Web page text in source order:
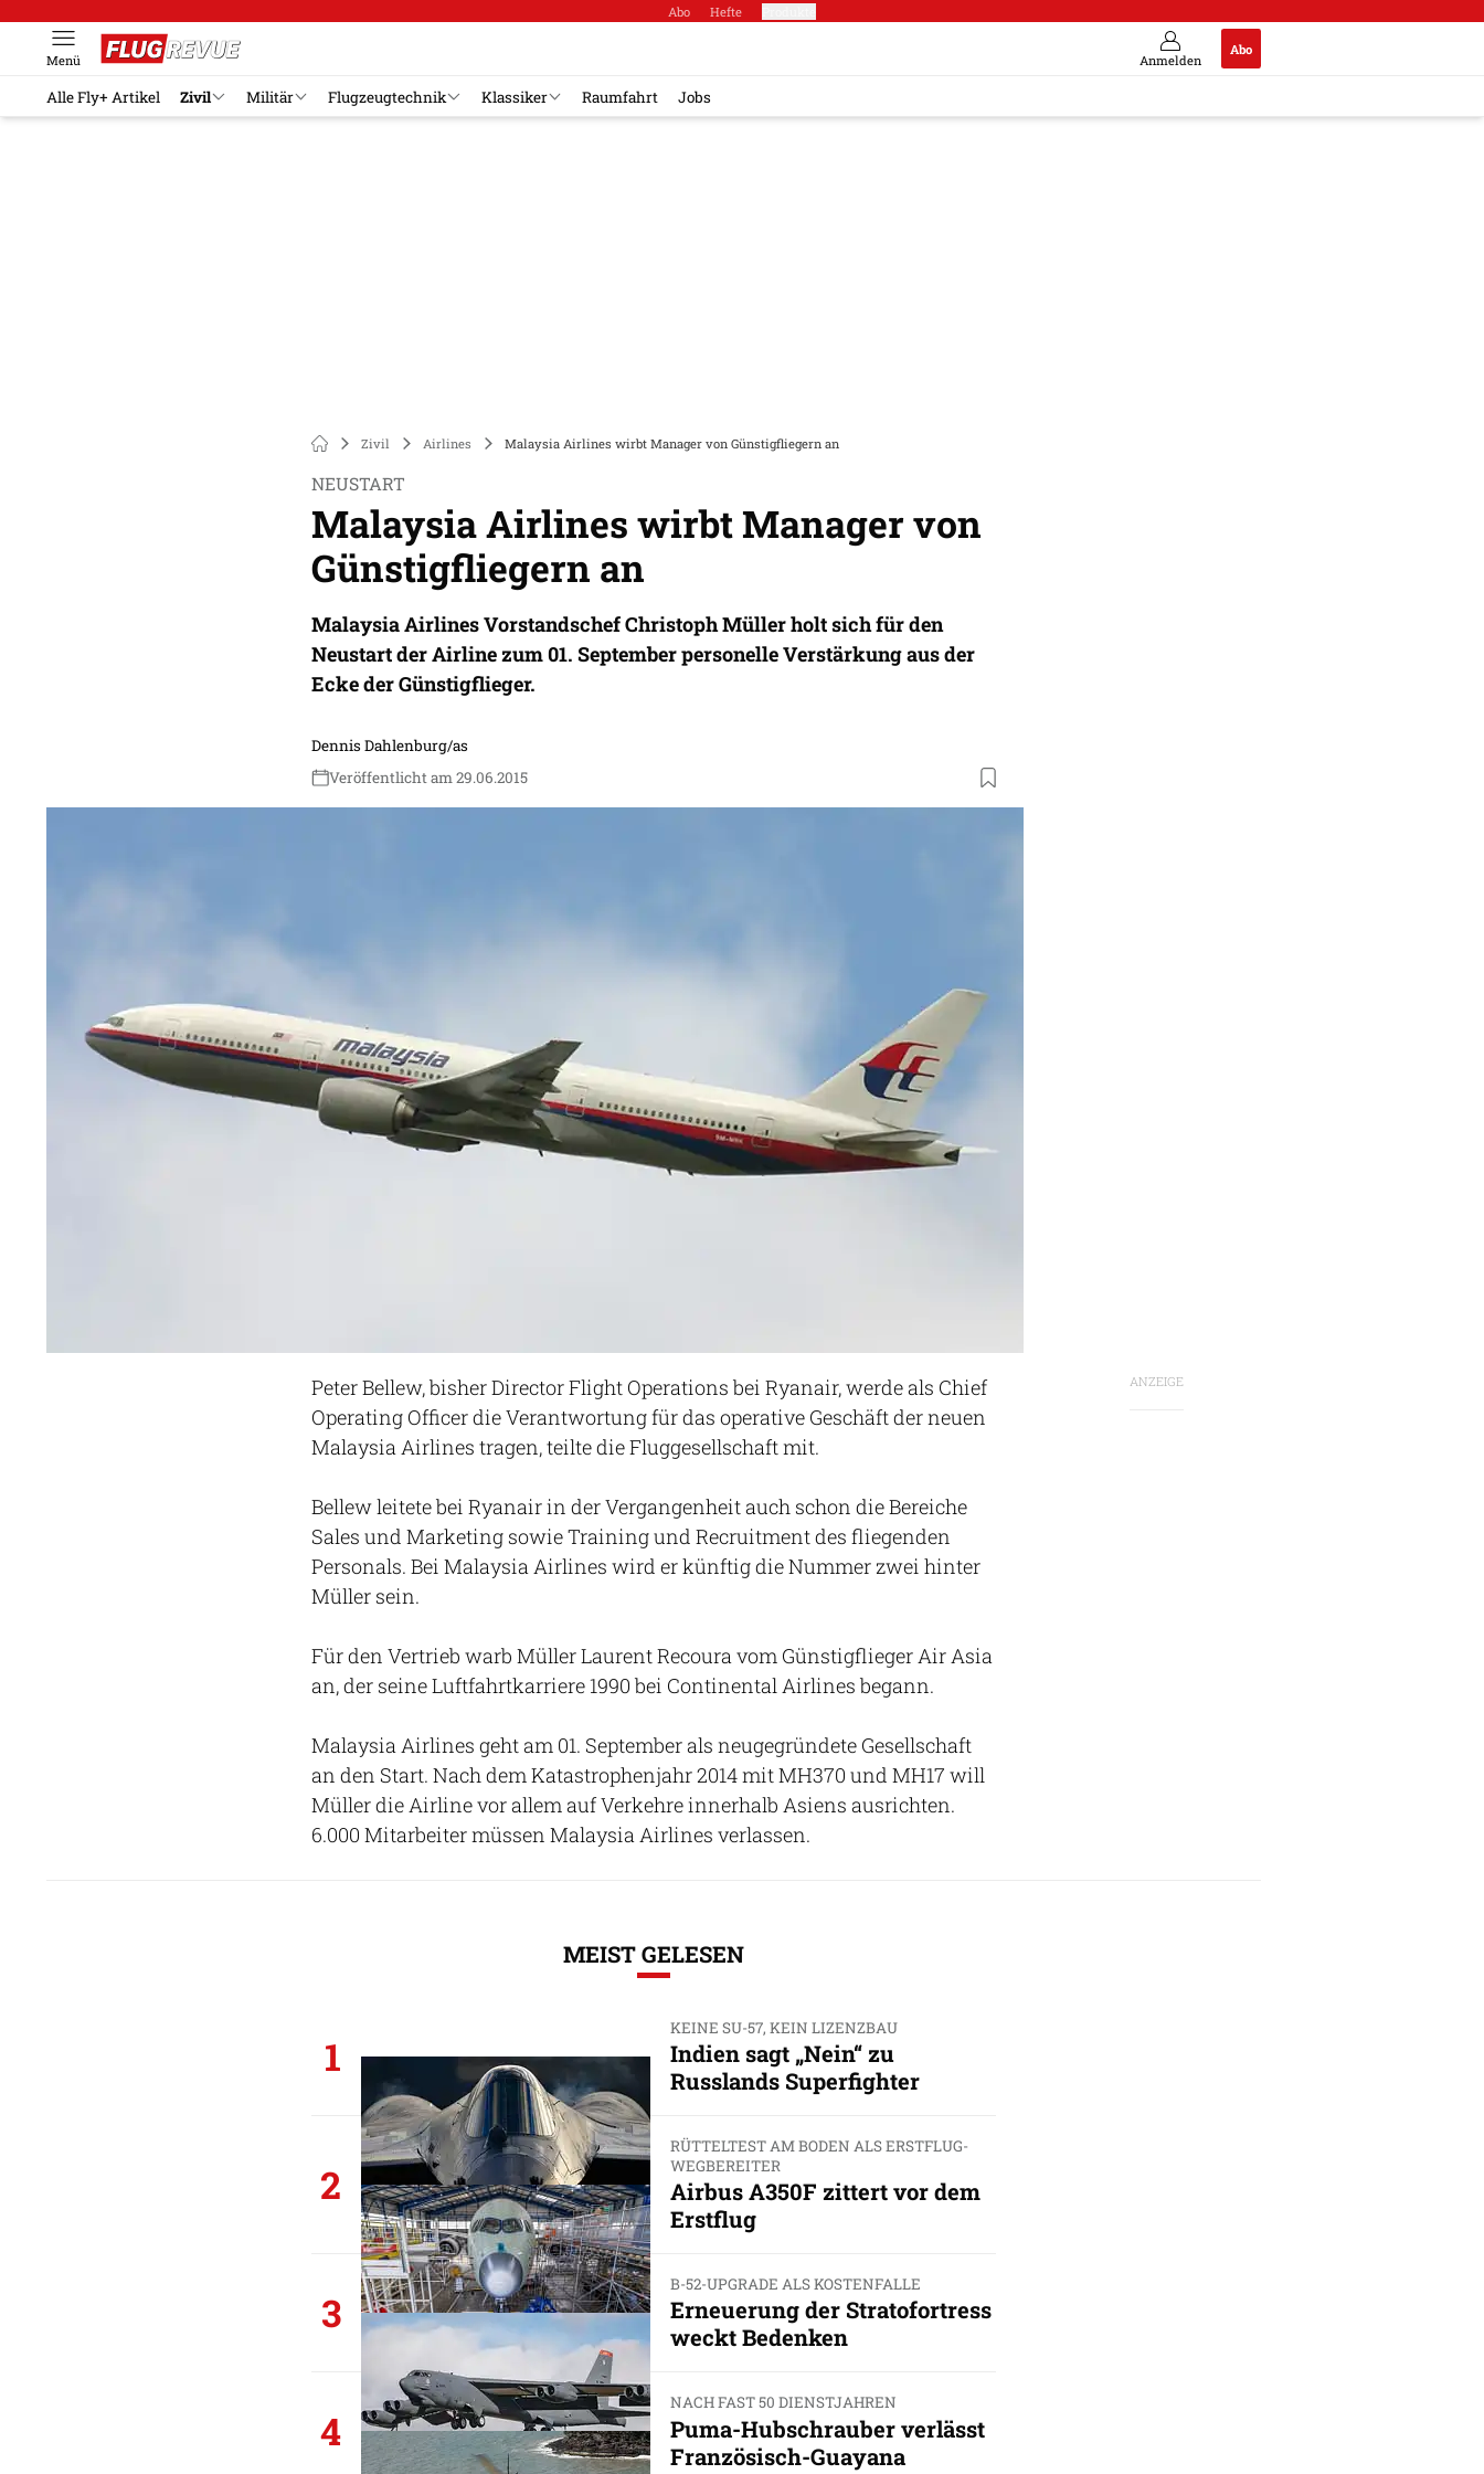
Abo Hefte
Anmelden
Abo
Menü
Alle Fly+ Artikel Zivil Militär Flugzeugtechnik Klassiker Raumfahrt Jobs
Zivil Airlines Malaysia Airlines wirbt Manager von Günstigfliegern an
NEUSTART
Malaysia Airlines wirbt Manager von
Günstigfliegern an
Malaysia Airlines Vorstandschef Christoph Müller holt sich für den
Neustart der Airline zum 01. September personelle Verstärkung aus der
Ecke der Günstigflieger.
Dennis Dahlenburg/as
Veröffentlicht am 29.06.2015
ANZEIGE
Peter Bellew, bisher Director Flight Operations bei Ryanair, werde als Chief
Operating Officer die Verantwortung für das operative Geschäft der neuen
Malaysia Airlines tragen, teilte die Fluggesellschaft mit.
Bellew leitete bei Ryanair in der Vergangenheit auch schon die Bereiche
Sales und Marketing sowie Training und Recruitment des fliegenden
Personals. Bei Malaysia Airlines wird er künftig die Nummer zwei hinter
Müller sein.
Für den Vertrieb warb Müller Laurent Recoura vom Günstigflieger Air Asia
an, der seine Luftfahrtkarriere 1990 bei Continental Airlines begann.
Malaysia Airlines geht am 01. September als neugegründete Gesellschaft
an den Start. Nach dem Katastrophenjahr 2014 mit MH370 und MH17 will
Müller die Airline vor allem auf Verkehre innerhalb Asiens ausrichten.
6.000 Mitarbeiter müssen Malaysia Airlines verlassen.
MEIST GELESEN
1
KEINE SU-57, KEIN LIZENZBAU
Indien sagt „Nein“ zu
Russlands Superfighter
2
RÜTTELTEST AM BODEN ALS ERSTFLUG-
WEGBEREITER
Airbus A350F zittert vor dem
Erstflug
3
B-52-UPGRADE ALS KOSTENFALLE
Erneuerung der Stratofortress
weckt Bedenken
4
NACH FAST 50 DIENSTJAHREN
Puma-Hubschrauber verlässt
Französisch-Guayana